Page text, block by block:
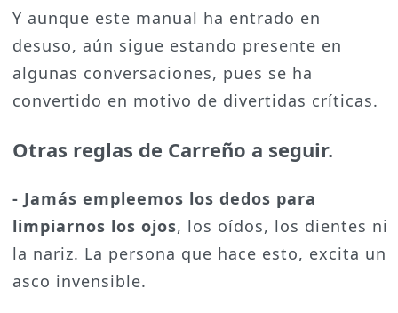
Y aunque este manual ha entrado en
desuso, aún sigue estando presente en
algunas conversaciones, pues se ha
convertido en motivo de divertidas críticas.
Otras reglas de Carreño a seguir.
- Jamás empleemos los dedos para
limpiarnos los ojos, los oídos, los dientes ni
la nariz. La persona que hace esto, excita un
asco invensible.